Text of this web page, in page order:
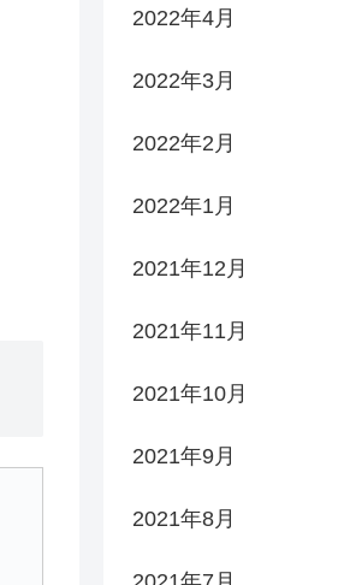
2022年4月
2022年3月
2022年2月
2022年1月
2021年12月
2021年11月
2021年10月
2021年9月
2021年8月